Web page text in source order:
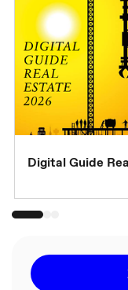
Digital Guide